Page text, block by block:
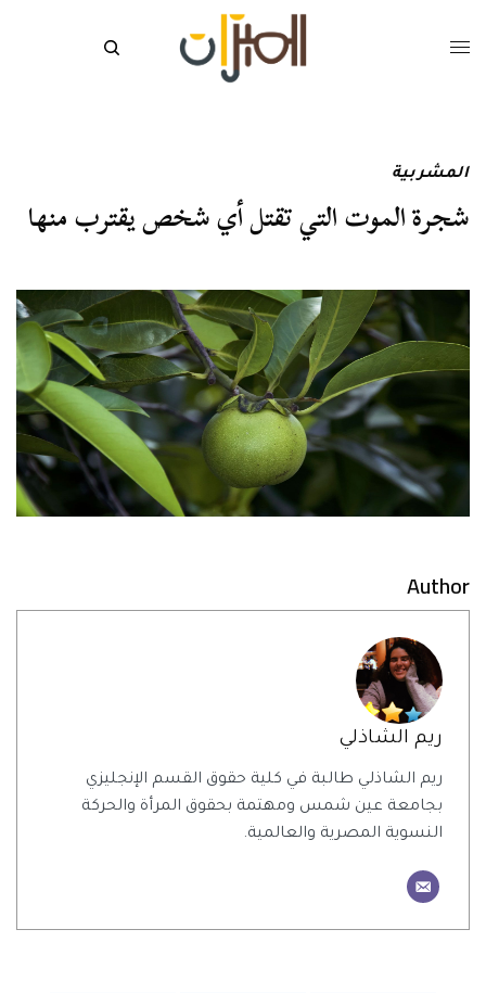
المشربية
شجرة الموت التي تقتل أي شخص يقترب منها
Author
ريم الشاذلي
ريم الشاذلي طالبة في كلية حقوق القسم الإنجليزي
بجامعة عين شمس ومهتمة بحقوق المرأة والحركة
النسوية المصرية والعالمية.